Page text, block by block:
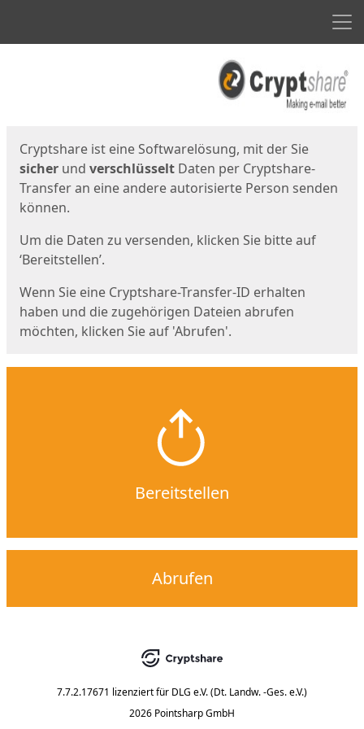
Cryptshare ist eine Softwarelösung, mit der Sie
sicher und verschlüsselt Daten per Cryptshare-
Transfer an eine andere autorisierte Person senden
können.
Um die Daten zu versenden, klicken Sie bitte auf
‘Bereitstellen’.
Wenn Sie eine Cryptshare-Transfer-ID erhalten
haben und die zugehörigen Dateien abrufen
möchten, klicken Sie auf 'Abrufen'.
Bereitstellen
Abrufen
7.7.2.17671 lizenziert für DLG e.V. (Dt. Landw. -Ges. e.V.)
2026 Pointsharp GmbH